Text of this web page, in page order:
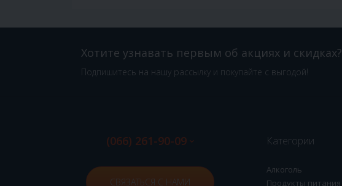
Хотите узнавать первым об акциях и скидках?
Подпишитесь на нашу рассылку и покупайте с выгодой!
(066) 261-90-09
СВЯЗАТЬСЯ С НАМИ
Категории
Алкоголь
Продукты питания